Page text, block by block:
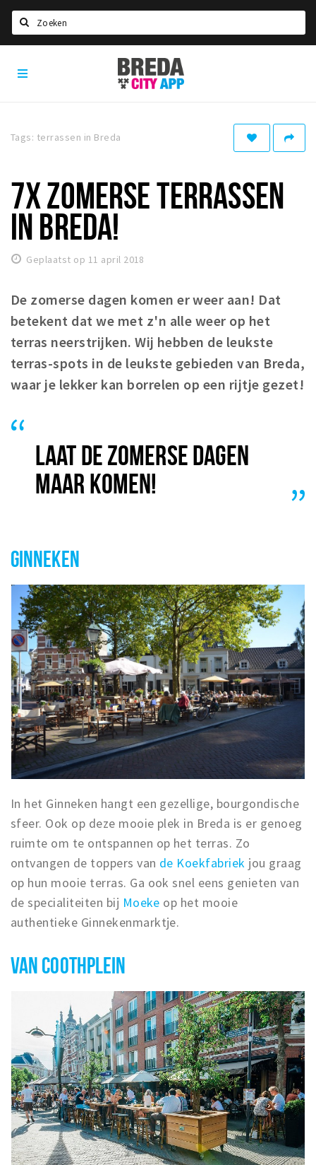
Home
Eten
Drinken
Slapen
Winkels
Winkelgebieden
Parkeren
Bezienswaardigheden
Musea, theaters & podia
Toeristische routes
Natuurgebieden
Privacy
Inloggen
Breda
City
App
Tags: terrassen in Breda
7X ZOMERSE TERRASSEN
IN BREDA!
Geplaatst op 11 april 2018
De zomerse dagen komen er weer aan! Dat
betekent dat we met z'n alle weer op het
terras neerstrijken. Wij hebben de leukste
terras-spots in de leukste gebieden van Breda,
waar je lekker kan borrelen op een rijtje gezet!
LAAT DE ZOMERSE DAGEN
MAAR KOMEN!
GINNEKEN
In het Ginneken hangt een gezellige, bourgondische
sfeer. Ook op deze mooie plek in Breda is er genoeg
ruimte om te ontspannen op het terras. Zo
ontvangen de toppers van de Koekfabriek jou graag
op hun mooie terras. Ga ook snel eens genieten van
de specialiteiten bij Moeke op het mooie
authentieke Ginnekenmarktje.
VAN COOTHPLEIN